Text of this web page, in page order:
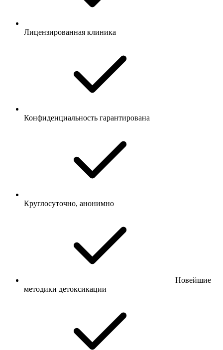
Лицензированная клиника
Конфиденциальность гарантирована
Круглосуточно, анонимно
Новейшие
методики детоксикации